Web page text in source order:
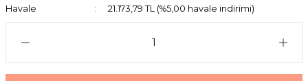
Havale
21.173,79 TL (%5,00 havale indirimi)